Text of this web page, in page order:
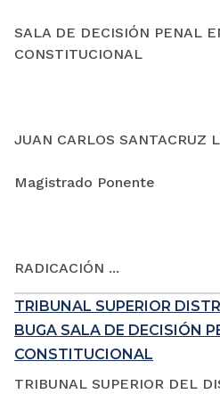
SALA DE DECISIÓN PENAL
CONSTITUCIONAL
JUAN CARLOS SANTACRUZ
Magistrado Ponente
RADICACIÓN ...
TRIBUNAL SUPERIOR
BUGA SALA DE DECISIÓN
CONSTITUCIONAL
TRIBUNAL SUPERIOR DEL